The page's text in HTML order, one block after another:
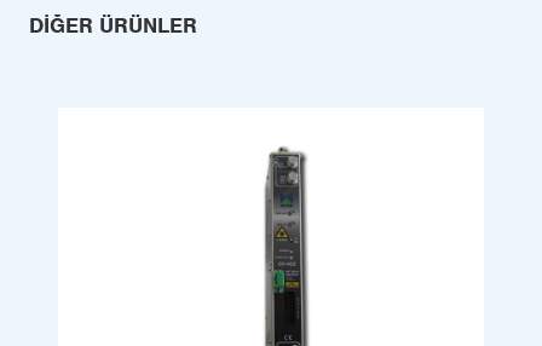
DIĞER ÜRÜNLER